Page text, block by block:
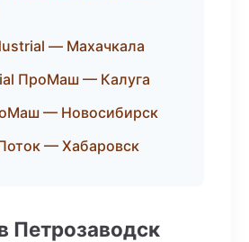
— Махачкала
ПроМаш — Калуга
— Новосибирск
— Хабаровск
Петрозаводск